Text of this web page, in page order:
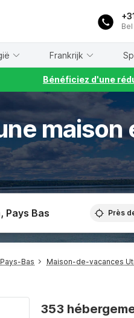
Frankrijk
Bénéficiez d'une
Près
Bas Maison-de-vacances
353